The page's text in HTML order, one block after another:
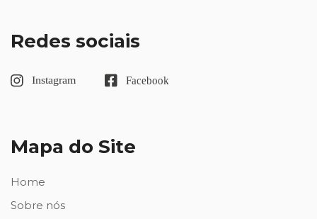
Redes sociais
Mapa do Site
Home
Sobre nós